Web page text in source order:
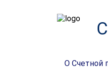
О Счетной